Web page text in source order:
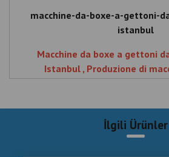
macchine-da-boxe-a-gettoni-
istanbul
Macchine da boxe a gettoni
Istanbul , Produzione di
commerciali a Istanbul , Macchine
boxe commerciali ,
İlgili Ürünler